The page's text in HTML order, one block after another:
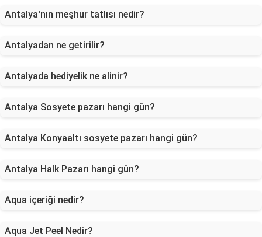
Antalya'nın meşhur tatlısı nedir?
Antalyadan ne getirilir?
Antalyada hediyelik ne alinir?
Antalya Sosyete pazarı hangi gün?
Antalya Konyaaltı sosyete pazarı hangi gün?
Antalya Halk Pazarı hangi gün?
Aqua içeriği nedir?
Aqua Jet Peel Nedir?